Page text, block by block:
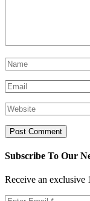
Subscribe To Our
Receive an exclusive